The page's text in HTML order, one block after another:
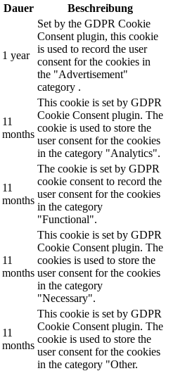
Dauer Beschreibung
1 year
Set by the GDPR Cookie
Consent plugin, this cookie
is used to record the user
consent for the cookies in
the "Advertisement"
category .
11
months
This cookie is set by GDPR
Cookie Consent plugin. The
cookie is used to store the
user consent for the cookies
in the category "Analytics".
11
months
The cookie is set by GDPR
cookie consent to record the
user consent for the cookies
in the category
"Functional".
11
months
This cookie is set by GDPR
Cookie Consent plugin. The
cookies is used to store the
user consent for the cookies
in the category
"Necessary".
11
months
This cookie is set by GDPR
Cookie Consent plugin. The
cookie is used to store the
user consent for the cookies
in the category "Other.